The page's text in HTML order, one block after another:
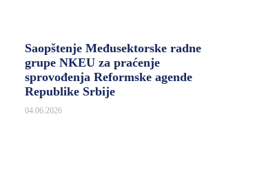
Saopštenje Međusektorske radne
grupe NKEU za praćenje
sprovođenja Reformske agende
Republike Srbije
04.06.2026